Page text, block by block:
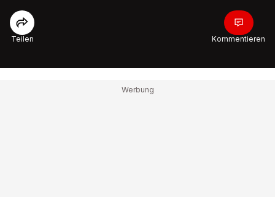
Teilen Kommentieren